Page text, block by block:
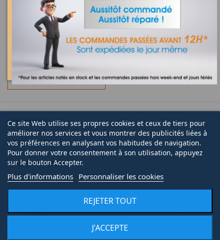
Sur commande
2817690300 - MODULE
MOTEUR
27,50 €
CATÉGORIES
INFORMATIONS
NOUS CONTACTER
Ce site Web utilise ses propres cookies et ceux de tiers pour
améliorer nos services et vous montrer des publicités liées à
vos préférences en analysant vos habitudes de navigation.
Pour donner votre consentement à son utilisation, appuyez
sur le bouton Accepter.
Plus d'informations Personnaliser les cookies
REJETER TOUT
J'ACCEPTE
© 2020 | Midi Pièce Ménager |Mentions légales|Création de boutique en ligneKeole.net, agence web